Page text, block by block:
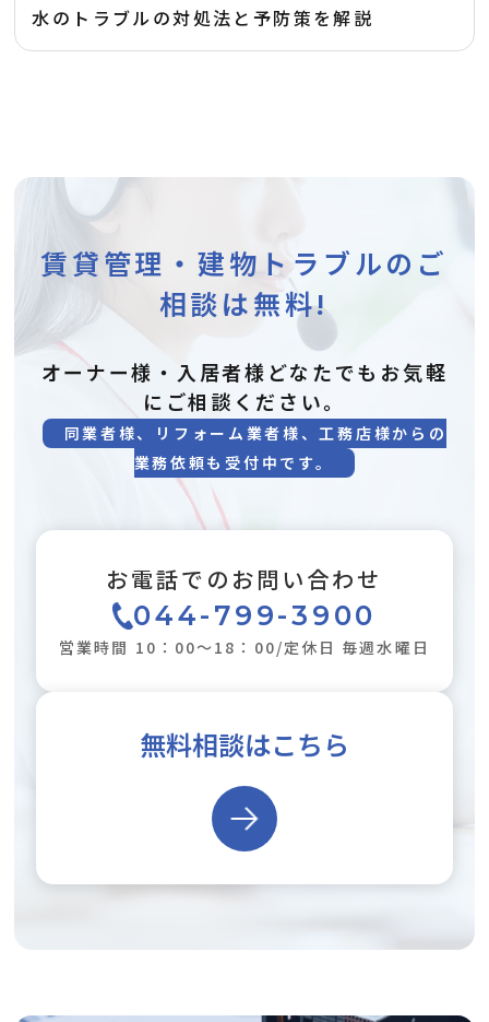
水のトラブルの対処法と予防策を解説
賃貸管理・建物トラブルのご
相談は無料!
オーナー様・入居者様どなたでもお気軽
にご相談ください。
同業者様、リフォーム業者様、工務店様からの
業務依頼も受付中です。
お電話でのお問い合わせ
044-799-3900
営業時間 10：00～18：00/定休日 毎週水曜日
無料相談はこちら